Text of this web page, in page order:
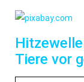
Tiere vor